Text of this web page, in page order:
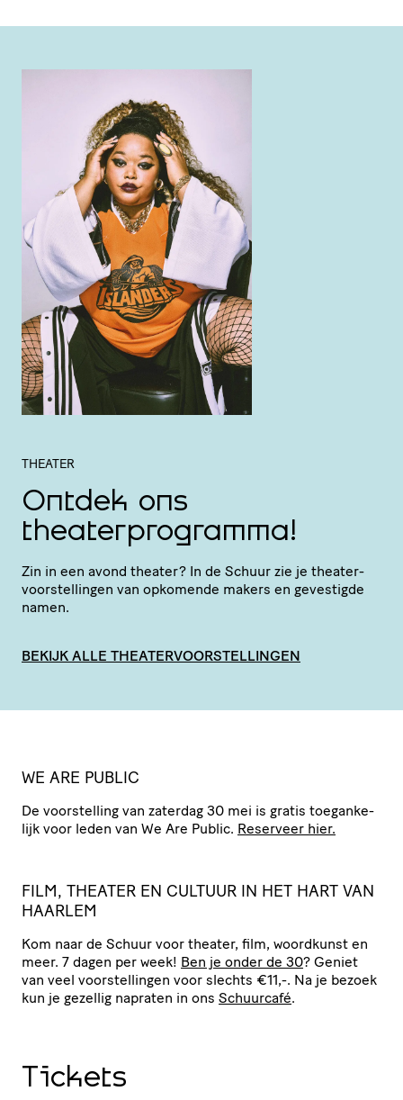
THEATER
Ontdek ons
theaterprogramma!
Zin in een avond theater? In de Schuur zie je thea­ter­
voor­stel­lingen van opkomende makers en gevestigde
namen.
BEKIJK ALLE THEATERVOORSTELLINGEN
WE ARE PUBLIC
De voor­stel­ling van zaterdag 30 mei is gratis toegan­ke­
lijk voor leden van We Are Public. Reserveer hier.
FILM, THEATER EN CULTUUR IN HET HART VAN
HAARLEM
Kom naar de Schuur voor theater, film, woordkunst en
meer. 7 dagen per week! Ben je onder de 30? Geniet
van veel voor­stel­lingen voor slechts €11,-. Na je bezoek
kun je gezellig napraten in ons Schuurcafé.
Tickets